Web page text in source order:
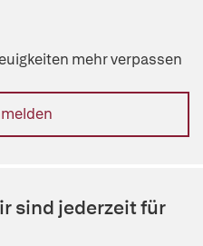
mehr verpassen
sind jederzeit für